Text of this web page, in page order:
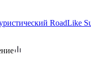
RoadLike